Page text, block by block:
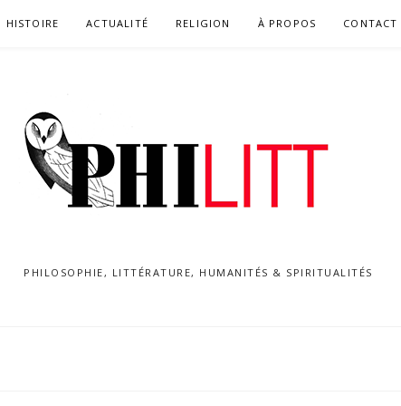
HISTOIRE ACTUALITÉ RELIGION À PROPOS CONTACT
PHILOSOPHIE, LITTÉRATURE, HUMANITÉS & SPIRITUALITÉS